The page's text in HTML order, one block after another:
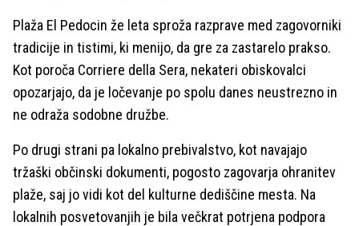
Plaža El Pedocin že leta sproža razprave med zagovorniki
tradicije in tistimi, ki menijo, da gre za zastarelo prakso.
Kot poroča Corriere della Sera, nekateri obiskovalci
opozarjajo, da je ločevanje po spolu danes neustrezno in
ne odraža sodobne družbe.
Po drugi strani pa lokalno prebivalstvo, kot navajajo
tržaški občinski dokumenti, pogosto zagovarja ohranitev
plaže, saj jo vidi kot del kulturne dediščine mesta. Na
lokalnih posvetovanjih je bila večkrat potrjena podpora